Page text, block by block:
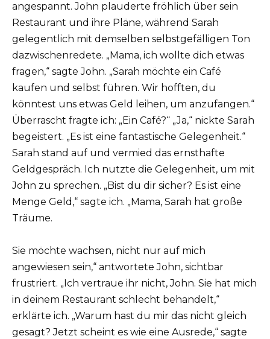
angespannt. John plauderte fröhlich über sein
Restaurant und ihre Pläne, während Sarah
gelegentlich mit demselben selbstgefälligen Ton
dazwischenredete. „Mama, ich wollte dich etwas
fragen,“ sagte John. „Sarah möchte ein Café
kaufen und selbst führen. Wir hofften, du
könntest uns etwas Geld leihen, um anzufangen.“
Überrascht fragte ich: „Ein Café?“ „Ja,“ nickte Sarah
begeistert. „Es ist eine fantastische Gelegenheit.“
Sarah stand auf und vermied das ernsthafte
Geldgespräch. Ich nutzte die Gelegenheit, um mit
John zu sprechen. „Bist du dir sicher? Es ist eine
Menge Geld,“ sagte ich. „Mama, Sarah hat große
Träume.
Sie möchte wachsen, nicht nur auf mich
angewiesen sein,“ antwortete John, sichtbar
frustriert. „Ich vertraue ihr nicht, John. Sie hat mich
in deinem Restaurant schlecht behandelt,“
erklärte ich. „Warum hast du mir das nicht gleich
gesagt? Jetzt scheint es wie eine Ausrede,“ sagte